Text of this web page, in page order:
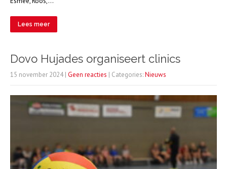
Lees meer
Dovo Hujades organiseert clinics
15 november 2024 | Geen reacties | Categories:Nieuws